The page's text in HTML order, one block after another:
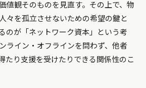
値観そのものを見直す。その上で、物
々を孤立させないための希望の鍵と
のが「ネットワーク資本」という考
ライン・オフラインを問わず、他者
たり支援を受けたりできる関係性のこ